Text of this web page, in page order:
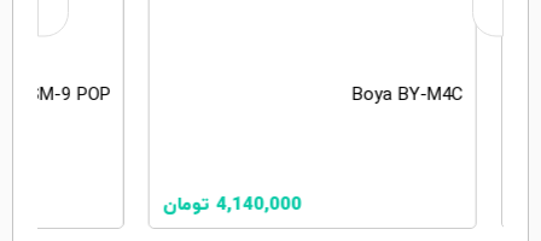
Boya BY-M4C
4,140,000 تومان
LSM-9 POP